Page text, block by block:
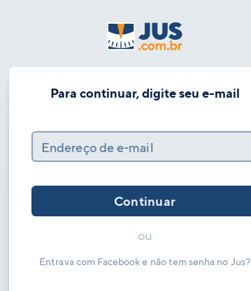
Para continuar, digite seu e-mail
Endereço de e-mail
Continuar
ou
Entrava com Facebook e não tem senha no Jus?